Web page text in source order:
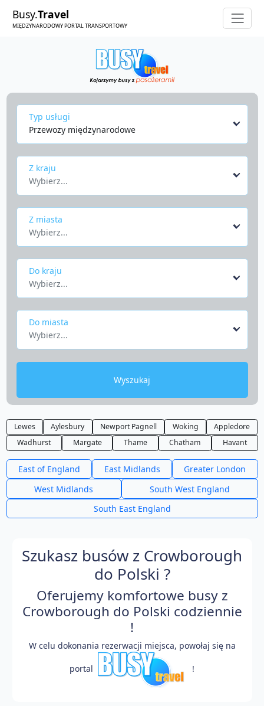
Busy.Travel
MIĘDZYNARODOWY PORTAL TRANSPORTOWY
Typ usługi
Przewozy międzynarodowe
Z kraju
Wybierz...
Z miasta
Wybierz...
Do kraju
Wybierz...
Do miasta
Wybierz...
Wyszukaj
Lewes Aylesbury Newport Pagnell Woking
Appledore
Wadhurst
Margate Thame Chatham Havant
East of England East Midlands
Greater London
West Midlands
South West England
South East England
Szukasz busów z Crowborough
do Polski ?
Oferujemy komfortowe busy z
Crowborough do Polski codziennie
!
W celu dokonania rezerwacji miejsca, powołaj się na
portal !